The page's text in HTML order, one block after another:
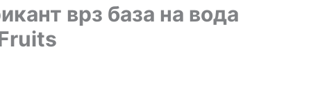
врз база на вода